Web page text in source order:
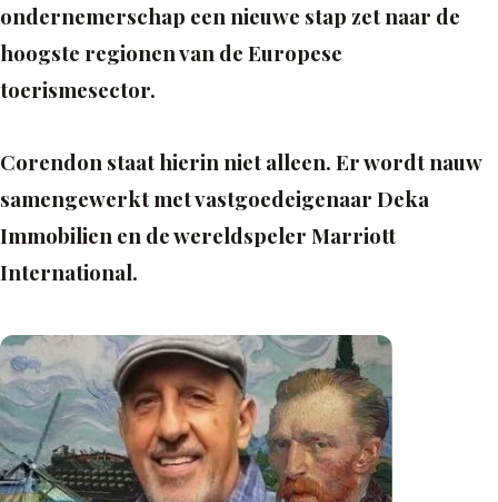
ondernemerschap een nieuwe stap zet naar de
hoogste regionen van de Europese
toerismesector.
Corendon staat hierin niet alleen. Er wordt nauw
samengewerkt met vastgoedeigenaar Deka
Immobilien en de wereldspeler Marriott
International.